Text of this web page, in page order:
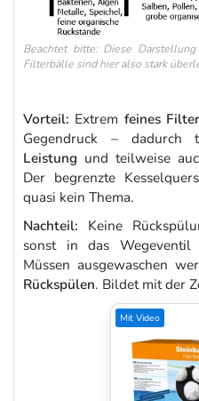
Beachtet bitte: Diese
Filterbälle sind hier also stark
Vorteil: Extrem feines
Gegendruck – dadurch
Leistung und teilweise
Der begrenzte
quasi kein Thema.
Nachteil: Keine
sonst in das Wegeventil
Müssen ausgewaschen
Rückspülen. Bildet mit der
Mit Video